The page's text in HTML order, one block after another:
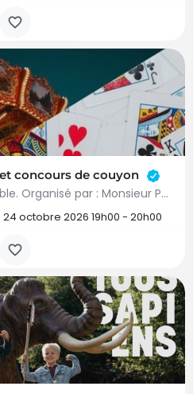
concours de couyon
Pas de description disponible. Organisé par : Monsieur Pol Kemp
24 octobre 2026 19h00 - 20h00